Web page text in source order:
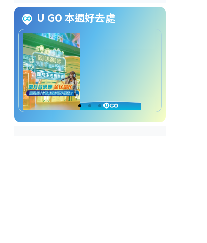
開倉優惠｜Crocs 經典鞋款都減
價 2.5折開倉
開倉優惠｜Hoka 開倉劈價只售
$599
開倉優惠｜《排球少年！！》
Tee 大減價均$199發售
開倉優惠｜《飛天小女警》系列
U GO 本週好去處